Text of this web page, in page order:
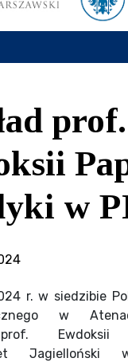
prof.
w
r. w siedzibie
w
Ewdoksii